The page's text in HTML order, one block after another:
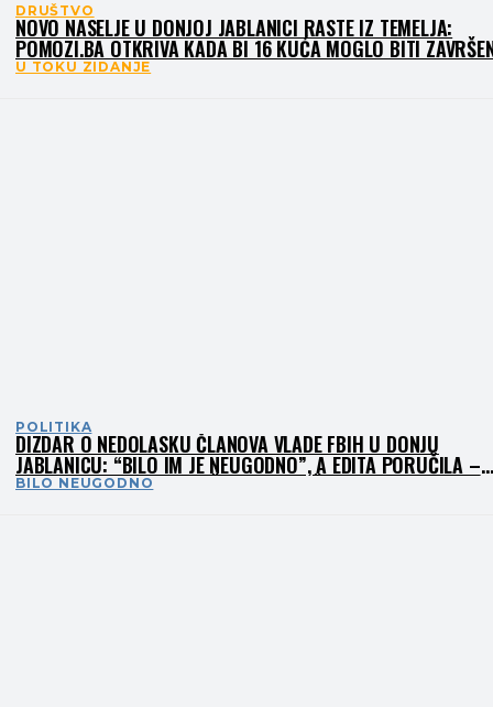
DRUŠTVO
NOVO NASELJE U DONJOJ JABLANICI RASTE IZ TEMELJA:
POMOZI.BA OTKRIVA KADA BI 16 KUĆA MOGLO BITI
U TOKU ZIDANJE
POLITIKA
DIZDAR O NEDOLASKU ČLANOVA VLADE FBIH U DONJU
JABLANICU: “BILO IM JE NEUGODNO”, A EDITA PORUČILA –
“NA NJIHOVU SRAMOTU ŠTO NISU DOŠLI”
BILO NEUGODNO